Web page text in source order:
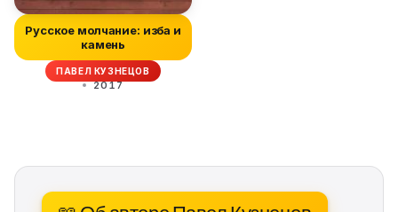
Русское молчание: изба и
камень
ПАВЕЛ КУЗНЕЦОВ
2017